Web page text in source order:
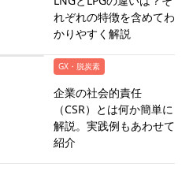
れぞれの特徴を含めてわ
かりやすく解説
GX・脱炭素
企業の社会的責任
（CSR）とは何か簡単に
解説。実践例もあわせて
紹介